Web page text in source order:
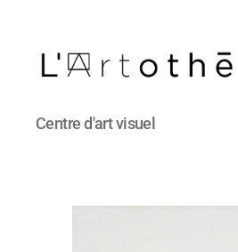
L'Artothèque
Centre d'art visuel